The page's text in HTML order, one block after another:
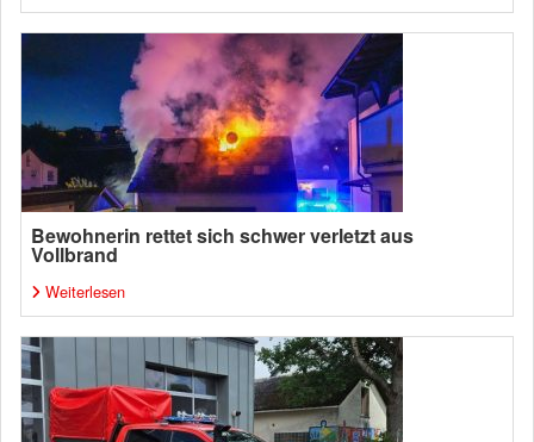
Bewohnerin rettet sich schwer verletzt aus
Vollbrand
Weiterlesen